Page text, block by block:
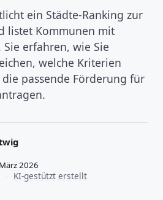
ein Städte-Ranking zur
listet Kommunen mit
Sie erfahren, wie Sie
welche Kriterien
passende Förderung für
2026
KI-gestützt erstellt